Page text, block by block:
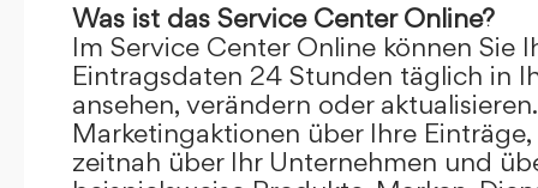
Was ist das Service Center Online?
Im Service Center Online können Sie
Eintragsdaten 24 Stunden täglich in
ansehen, verändern oder
Marketingaktionen über Ihre
zeitnah über Ihr Unternehmen und